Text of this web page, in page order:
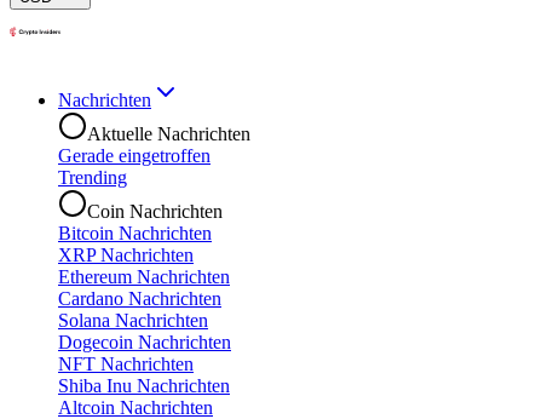
Nachrichten
Aktuelle Nachrichten
Gerade eingetroffen
Trending
Coin Nachrichten
Bitcoin Nachrichten
XRP Nachrichten
Ethereum Nachrichten
Cardano Nachrichten
Solana Nachrichten
Dogecoin Nachrichten
NFT Nachrichten
Shiba Inu Nachrichten
Altcoin Nachrichten